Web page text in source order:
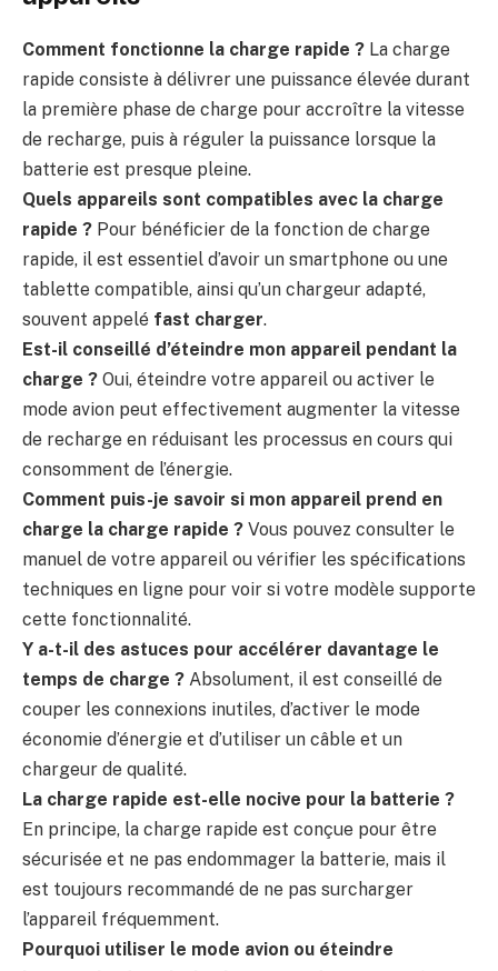
Comment fonctionne la charge rapide ? La charge
rapide consiste à délivrer une puissance élevée durant
la première phase de charge pour accroître la vitesse
de recharge, puis à réguler la puissance lorsque la
batterie est presque pleine.
Quels appareils sont compatibles avec la charge
rapide ? Pour bénéficier de la fonction de charge
rapide, il est essentiel d’avoir un smartphone ou une
tablette compatible, ainsi qu’un chargeur adapté,
souvent appelé fast charger.
Est-il conseillé d’éteindre mon appareil pendant la
charge ? Oui, éteindre votre appareil ou activer le
mode avion peut effectivement augmenter la vitesse
de recharge en réduisant les processus en cours qui
consomment de l’énergie.
Comment puis-je savoir si mon appareil prend en
charge la charge rapide ? Vous pouvez consulter le
manuel de votre appareil ou vérifier les spécifications
techniques en ligne pour voir si votre modèle supporte
cette fonctionnalité.
Y a-t-il des astuces pour accélérer davantage le
temps de charge ? Absolument, il est conseillé de
couper les connexions inutiles, d’activer le mode
économie d’énergie et d’utiliser un câble et un
chargeur de qualité.
La charge rapide est-elle nocive pour la batterie ?
En principe, la charge rapide est conçue pour être
sécurisée et ne pas endommager la batterie, mais il
est toujours recommandé de ne pas surcharger
l’appareil fréquemment.
Pourquoi utiliser le mode avion ou éteindre